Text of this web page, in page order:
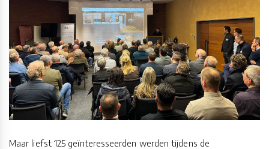
Maar liefst 125 geïnteresseerden werden tijdens de